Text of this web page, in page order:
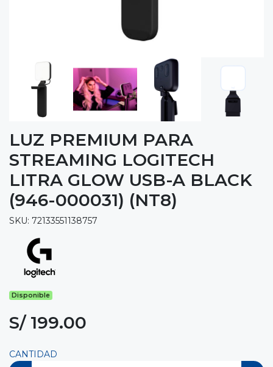
LUZ PREMIUM PARA
STREAMING LOGITECH
LITRA GLOW USB-A BLACK
(946-000031) (NT8)
SKU: 72133551138757
Disponible
S/ 199.00
CANTIDAD